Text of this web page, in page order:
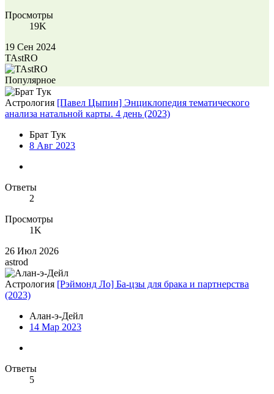
Просмотры
19K
19 Сен 2024
TAstRO
Популярное
Астрология [Павел Цыпин] Энциклопедия тематического
анализа натальной карты. 4 день (2023)
Брат Тук
8 Авг 2023
Ответы
2
Просмотры
1K
26 Июл 2026
astrod
Астрология [Рэймонд Ло] Ба-цзы для брака и партнерства
(2023)
Алан-э-Дейл
14 Мар 2023
Ответы
5